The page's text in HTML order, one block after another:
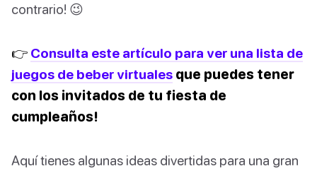
contrario! 😉
👉 Consulta este artículo para ver una lista de
juegos de beber virtuales que puedes tener
con los invitados de tu fiesta de
cumpleaños!
Aquí tienes algunas ideas divertidas para una gran